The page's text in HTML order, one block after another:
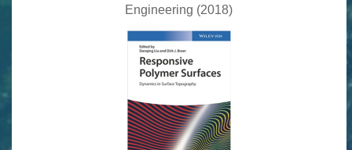
Engineering (2018)